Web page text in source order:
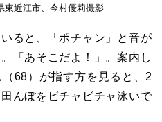
東近江市、今村優莉撮影
ると、「ポチャン」と音が
「あそこだよ！」。案内し
68）が指す方を見ると、2
んぼをビチャビチャ泳いで